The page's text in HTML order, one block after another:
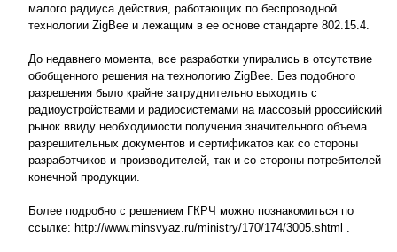
малого радиуса действия, работающих по беспроводной
технологии ZigBee и лежащим в ее основе стандарте 802.15.4.
До недавнего момента, все разработки упирались в отсутствие
обобщенного решения на технологию ZigBee. Без подобного
разрешения было крайне затруднительно выходить с
радиоустройствами и радиосистемами на массовый pроссийский
рынок ввиду необходимости получения значительного объема
разрешительных документов и сертификатов как со стороны
разработчиков и производителей, так и со стороны потребителей
конечной продукции.
Более подробно с решением ГКРЧ можно познакомиться по
ссылке: http://www.minsvyaz.ru/ministry/170/174/3005.shtml .